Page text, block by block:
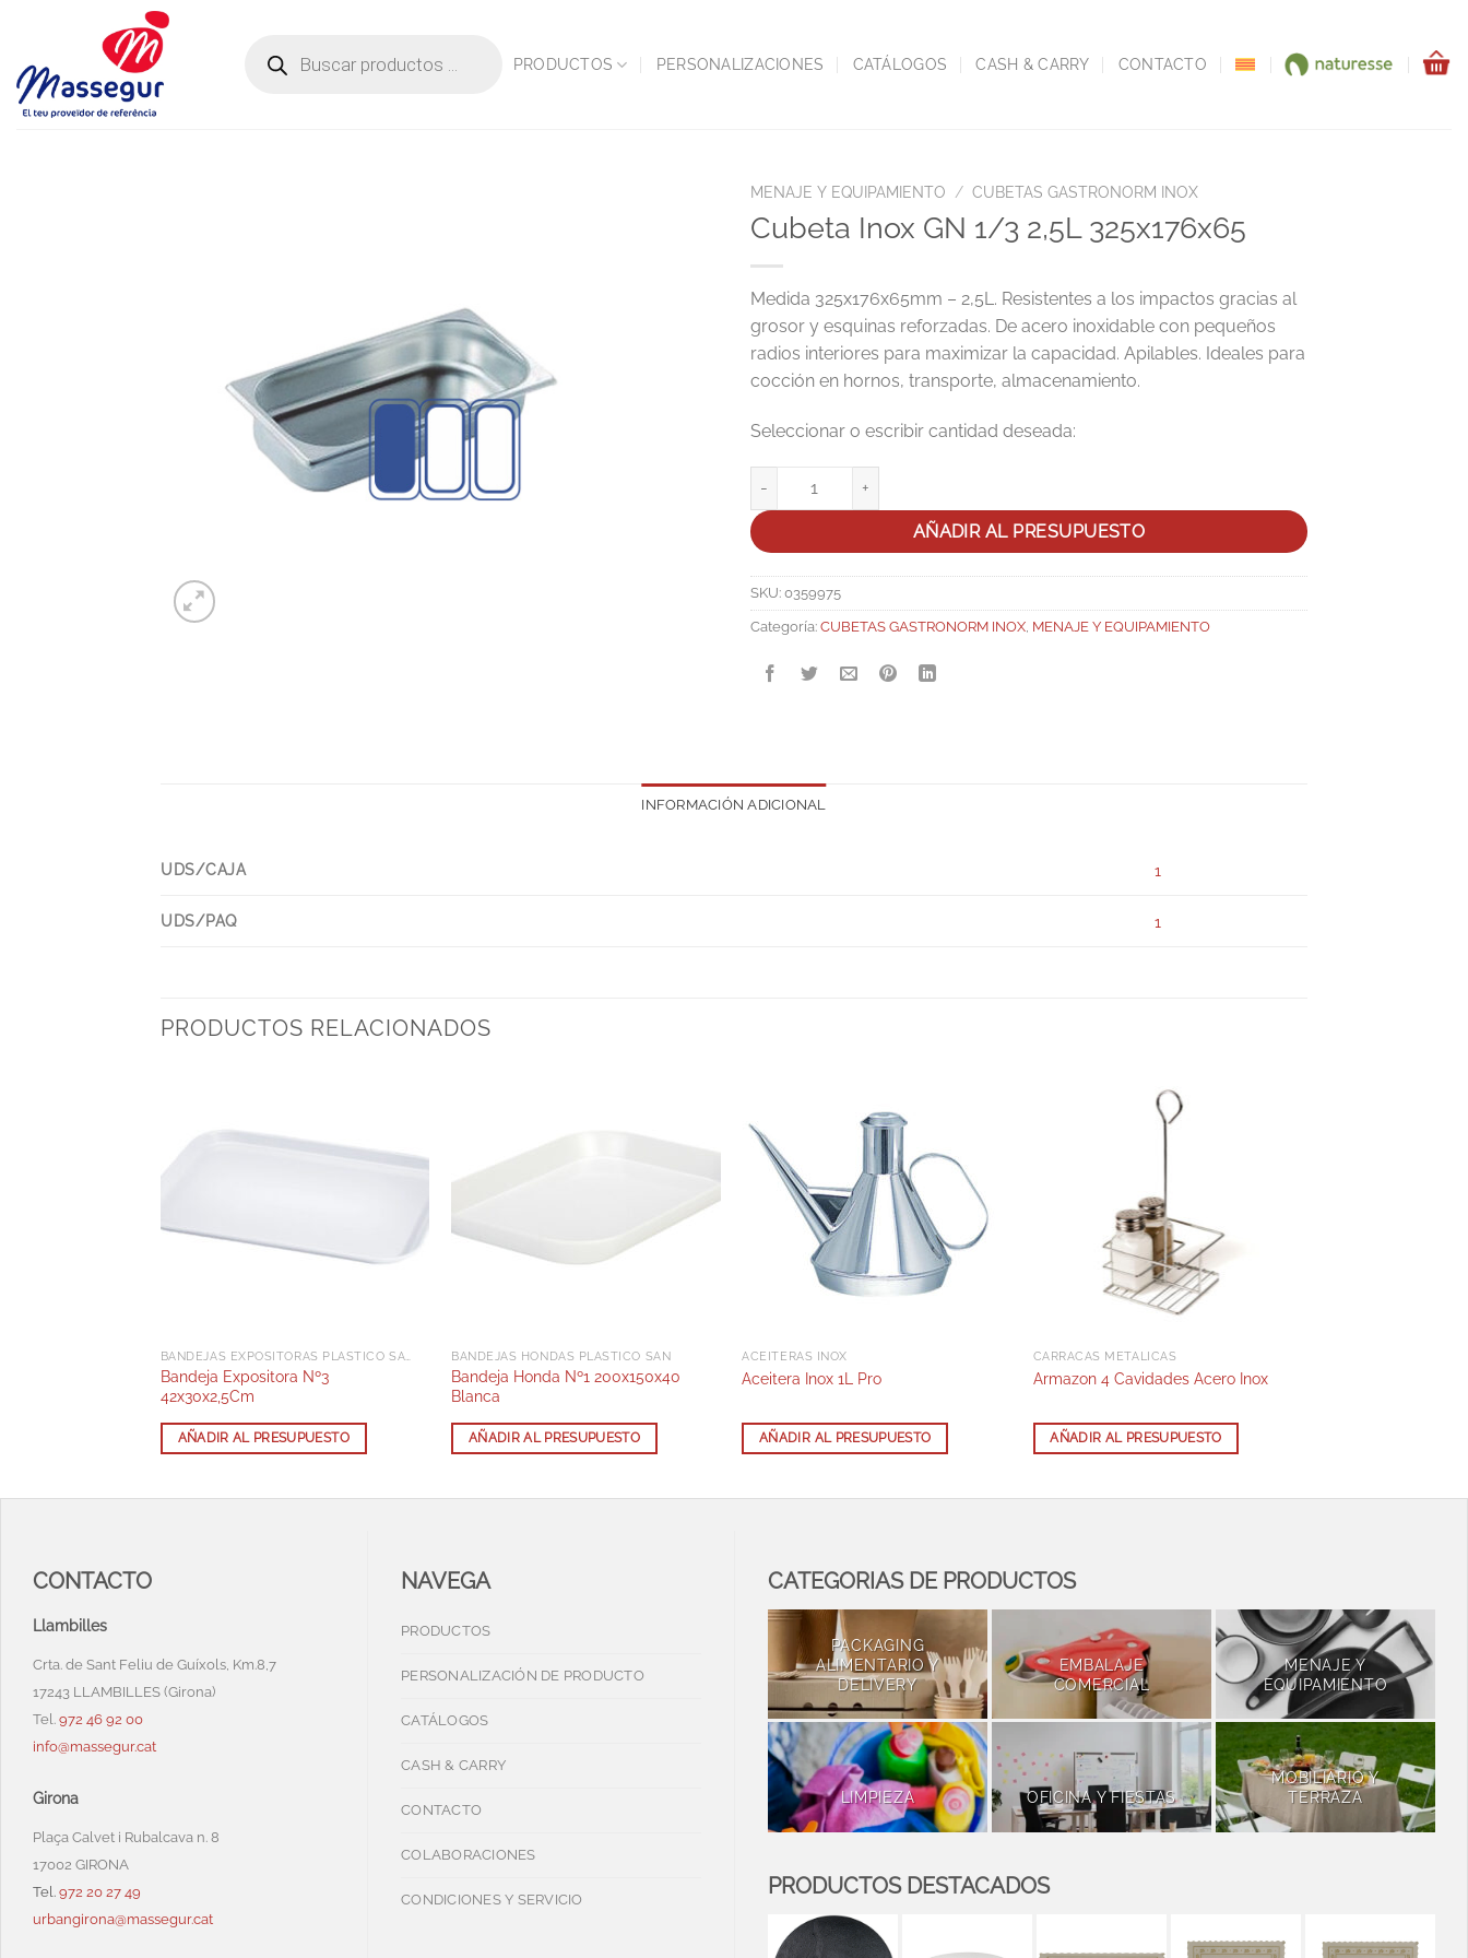
contenido
productos
PRODUCTOS PERSONALIZACIONES CATÁLOGOS CASH & CARRY CONTACTO
MENAJE Y EQUIPAMIENTO / CUBETAS GASTRONORM INOX
Cubeta Inox GN 1/3 2,5L 325x176x65
Medida 325x176x65mm – 2,5L. Resistentes a los impactos gracias al
grosor y esquinas reforzadas. De acero inoxidable con pequeños
radios interiores para maximizar la capacidad. Apilables. Ideales para
cocción en hornos, transporte, almacenamiento.
AÑADIR AL PRESUPUESTO
SKU: 0359975
Categoría: CUBETAS GASTRONORM INOX MENAJE Y EQUIPAMIENTO
INFORMACIÓN ADICIONAL
UDS/CAJA 1
UDS/PAQ 1
PRODUCTOS RELACIONADOS
BANDEJAS EXPOSITORAS PLÁSTICO SAN
Bandeja Expositora Nº3
42x30x2,5Cm
AÑADIR AL PRESUPUESTO
BANDEJAS HONDAS PLÁSTICO SAN
Bandeja Honda Nº1 200x150x40
Blanca
AÑADIR AL PRESUPUESTO
ACEITERAS INOX
Aceitera Inox 1L Pro
AÑADIR AL PRESUPUESTO
CARRACAS METÁLICAS
Armazon 4 Cavidades Acero Inox
AÑADIR AL PRESUPUESTO
CONTACTO
Llambilles
Crta. de Sant Feliu de Guíxols, Km.8,7
17243 LLAMBILLES (Girona)
Tel. 972 46 92 00
info@massegur.cat
Girona
Plaça Calvet i Rubalcava n. 8
17002 GIRONA
Tel. 972 20 27 49
urbangirona@massegur.cat
NAVEGA
PRODUCTOS
PERSONALIZACIÓN DE PRODUCTO
CATÁLOGOS
CASH & CARRY
CONTACTO
COLABORACIONES
CONDICIONES Y SERVICIO
CATEGORIAS DE PRODUCTOS
PACKAGING
ALIMENTARIO Y
DELIVERY
EMBALAJE
COMERCIAL
MENAJE Y
EQUIPAMIENTO
LIMPIEZA OFICINA Y FIESTAS
MOBILIARIO Y
TERRAZA
PRODUCTOS DESTACADOS